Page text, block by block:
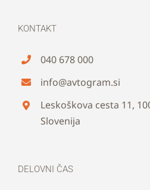
KONTAKT
040 678 000
info@avtogram.si
Leskoškova cesta 11,
Slovenija
DELOVNI ČAS